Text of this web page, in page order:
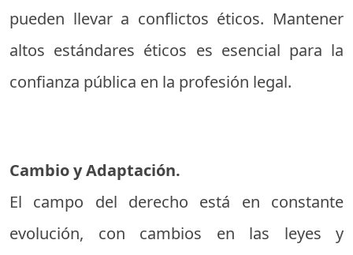
pueden llevar a conflictos éticos. Mantener
altos estándares éticos es esencial para la
confianza pública en la profesión legal.
Cambio y Adaptación.
El campo del derecho está en constante
evolución, con cambios en las leyes y